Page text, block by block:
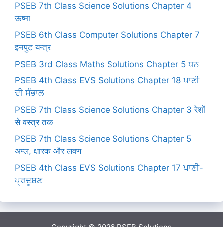
PSEB 7th Class Science Solutions Chapter 4
ऊष्मा
PSEB 6th Class Computer Solutions Chapter 7
इनपुट यन्त्र
PSEB 3rd Class Maths Solutions Chapter 5 ਧਨ
PSEB 4th Class EVS Solutions Chapter 18 ਪਾਣੀ
ਦੀ ਸੰਭਾਲ
PSEB 7th Class Science Solutions Chapter 3 रेशों
से वस्त्र तक
PSEB 7th Class Science Solutions Chapter 5
अम्ल, क्षारक और लवण
PSEB 4th Class EVS Solutions Chapter 17 ਪਾਣੀ-
ਪ੍ਰਦੂਸ਼ਣ